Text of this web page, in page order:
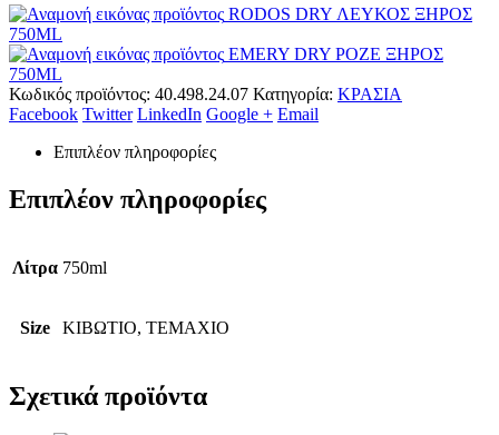
RODOS DRY ΛΕΥΚΟΣ ΞΗΡΟΣ
750ML
EMERY DRY ΡΟΖΕ ΞΗΡΟΣ
750ML
Κωδικός προϊόντος: 40.498.24.07 Κατηγορία: ΚΡΑΣΙΑ
Facebook Twitter LinkedIn Google + Email
Επιπλέον πληροφορίες
Επιπλέον πληροφορίες
Λίτρα 750ml
Size ΚΙΒΩΤΙΟ, ΤΕΜΑΧΙΟ
Σχετικά προϊόντα